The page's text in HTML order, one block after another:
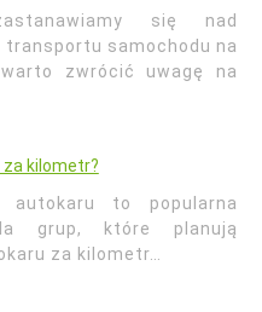
się nad
transportu samochodu na
warto zwrócić uwagę na
kilometr?
autokaru to popularna
grup, które planują
za kilometr…